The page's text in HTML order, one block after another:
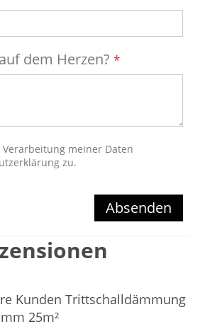
dem Herzen?
Verarbeitung meiner Daten
zu.
Absenden
Kunden Trittschalldämmung
25m²